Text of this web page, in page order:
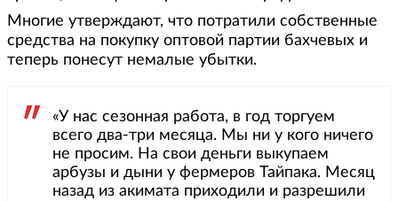
Многие утверждают, что потратили собственные
средства на покупку оптовой партии бахчевых и
теперь понесут немалые убытки.
«У нас сезонная работа, в год торгуем
всего два-три месяца. Мы ни у кого ничего
не просим. На свои деньги выкупаем
арбузы и дыни у фермеров Тайпака. Месяц
назад из акимата приходили и разрешили